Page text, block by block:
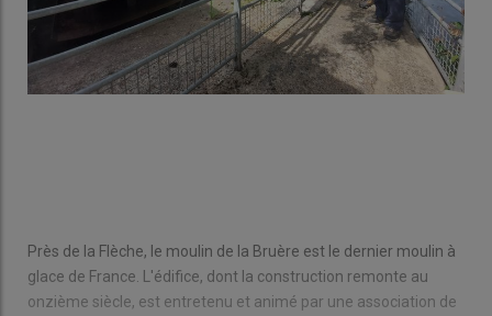
Près de la Flèche, le moulin de la Bruère est le dernier moulin à
glace de France. L'édifice, dont la construction remonte au
onzième siècle, est entretenu et animé par une association de